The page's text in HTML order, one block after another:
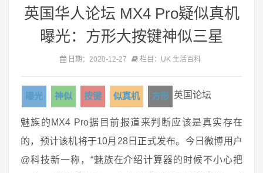
英国华人论坛 MX4 Pro疑似真机
曝光：方形大按键神似三星
日期：2020-12-27 栏目：UK 生活百科
曝光 神似 按键 似真机 方形 英国论坛
魅族的MX4 Pro据目前报道来判断应该是真实存在
的，预计该机将于10月28日正式发布。今日微博用户
@科技新一称，“魅族在介绍计算器的时候不小心把